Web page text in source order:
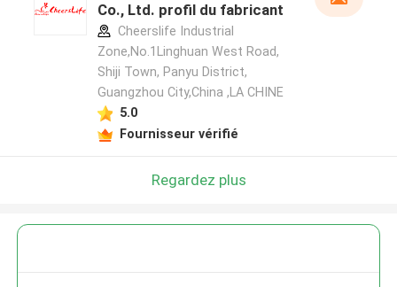
Co., Ltd. profil du fabricant
Cheerslife Industrial
Zone,No.1Linghuan West Road,
Shiji Town, Panyu District,
Guangzhou City,China ,LA CHINE
5.0
Fournisseur vérifié
Regardez plus